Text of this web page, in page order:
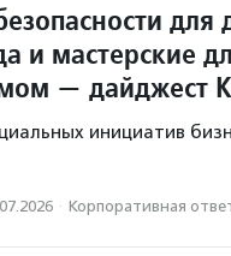
для
и мастерские
— дайджест
инициатив
· Корпоративная